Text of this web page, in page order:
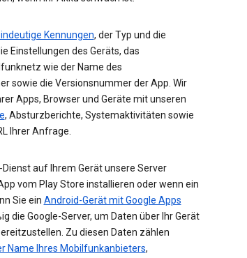
Kennungen, der Typ und die
Einstellungen des Geräts, das
wie der Name des
sowie die Versionsnummer der App. Wir
Apps, Browser und Geräte mit unseren
, Absturzberichte, Systemaktivitäten sowie
Ihrer Anfrage.
auf Ihrem Gerät unsere Server
vom Play Store installieren oder wenn ein
Sie ein Android-Gerät mit Google Apps
die Google-Server, um Daten über Ihr Gerät
Zu diesen Daten zählen
Name Ihres Mobilfunkanbieters,